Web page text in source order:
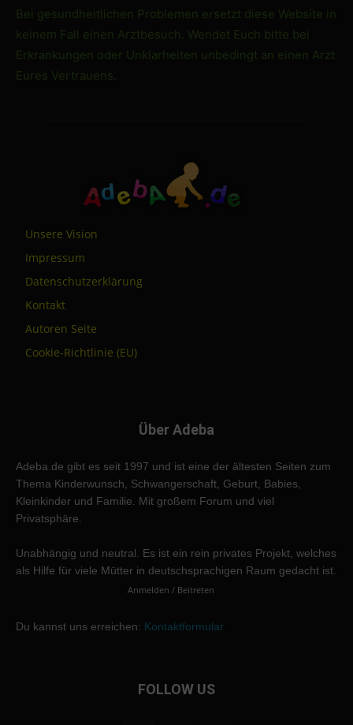
Bei gesundheitlichen Problemen ersetzt diese Website in
keinem Fall einen Arztbesuch. Wendet Euch bitte bei
Erkrankungen oder Unklarheiten unbedingt an einen Arzt
Eures Vertrauens.
Unsere Vision
Impressum
Datenschutzerklärung
Kontakt
Autoren Seite
Cookie-Richtlinie (EU)
Über Adeba
Adeba.de gibt es seit 1997 und ist eine der ältesten Seiten zum
Thema Kinderwunsch, Schwangerschaft, Geburt, Babies,
Kleinkinder und Familie. Mit großem Forum und viel
Privatsphäre.
Unabhängig und neutral. Es ist ein rein privates Projekt, welches
als Hilfe für viele Mütter in deutschsprachigen Raum gedacht ist.
Anmelden / Beitreten
Du kannst uns erreichen: Kontaktformular
FOLLOW US